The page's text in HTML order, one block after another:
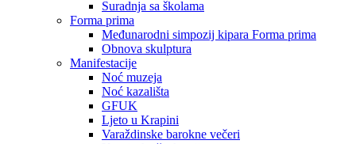
Suradnja sa školama
Forma prima
Međunarodni simpozij kipara Forma prima
Obnova skulptura
Manifestacije
Noć muzeja
Noć kazališta
GFUK
Ljeto u Krapini
Varaždinske barokne večeri